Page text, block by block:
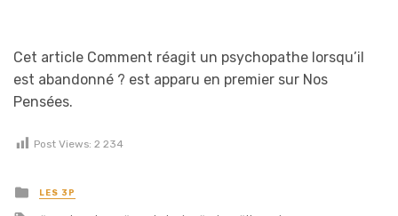
Cet article Comment réagit un psychopathe lorsqu’il
est abandonné ? est apparu en premier sur Nos
Pensées.
Post Views: 2 234
Posted in
LES 3P